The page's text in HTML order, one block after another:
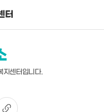
터
지센터입니다.